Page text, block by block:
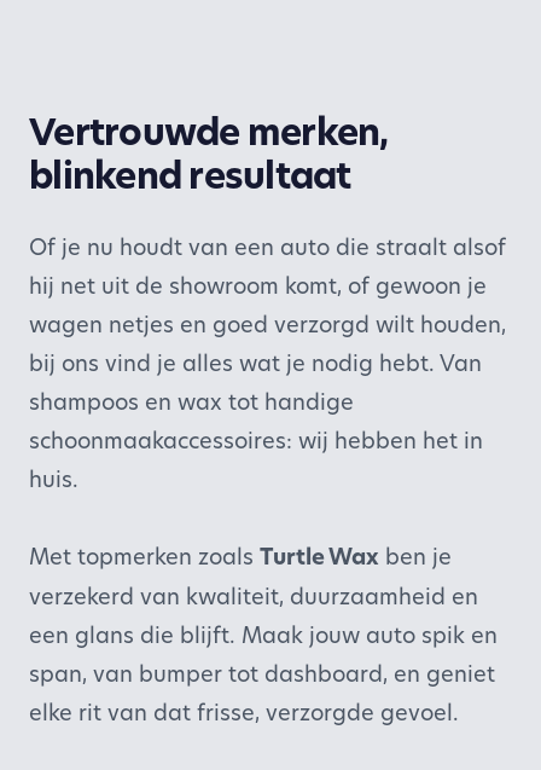
Vertrouwde merken,
blinkend resultaat
Of je nu houdt van een auto die straalt alsof
hij net uit de showroom komt, of gewoon je
wagen netjes en goed verzorgd wilt houden,
bij ons vind je alles wat je nodig hebt. Van
shampoos en wax tot handige
schoonmaakaccessoires: wij hebben het in
huis.
Met topmerken zoals Turtle Wax ben je
verzekerd van kwaliteit, duurzaamheid en
een glans die blijft. Maak jouw auto spik en
span, van bumper tot dashboard, en geniet
elke rit van dat frisse, verzorgde gevoel.